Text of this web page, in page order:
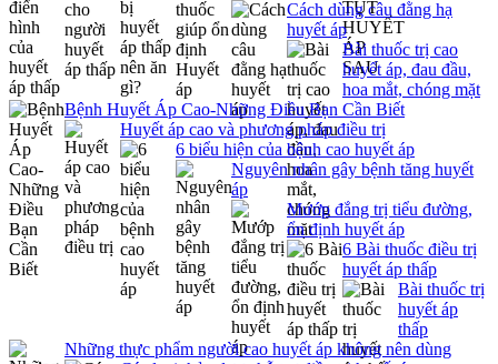
Cách dùng câu đằng hạ
huyết áp
Bài thuốc trị cao
huyết áp, đau đầu,
hoa mắt, chóng mặt
Bệnh Huyết Áp Cao-Những Điều Bạn Cần Biết
Huyết áp cao và phương pháp điều trị
6 biểu hiện của bệnh cao huyết áp
Nguyên nhân gây bệnh tăng huyết
áp
Mướp đắng trị tiểu đường,
ổn định huyết áp
6 Bài thuốc điều trị
huyết áp thấp
Bài thuốc trị
huyết áp
thấp
Những thực phẩm người cao huyết áp không nên dùng